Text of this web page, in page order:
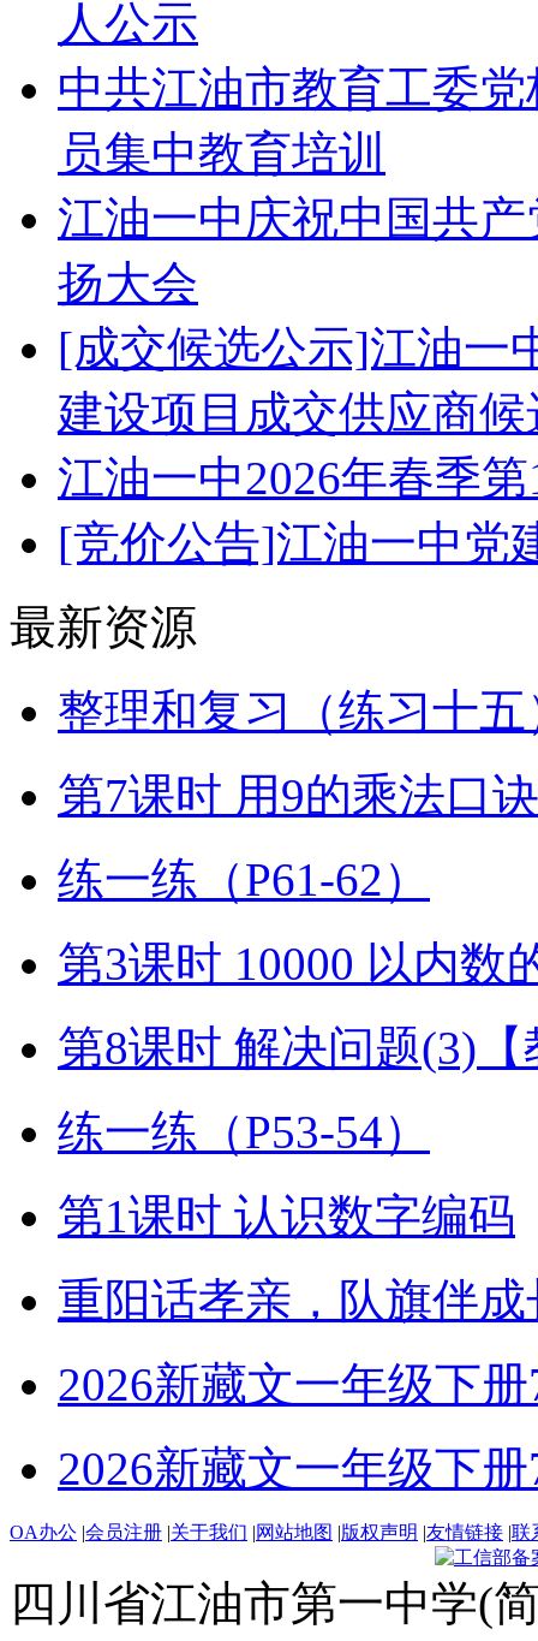
人公示
中共江油市教育工委
员集中教育培训
江油一中庆祝中国共
扬大会
[成交候选公示]江油一
建设项目成交供应商
江油一中2026年春季
[竞价公告]江油一中党
最新资源
整理和复习（练习十五
第7课时 用9的乘法口
练一练（P61-62）
第3课时 10000 以内数
第8课时 解决问题(3)
练一练（P53-54）
第1课时 认识数字编码
重阳话孝亲，队旗伴成
2026新藏文一年级下册
2026新藏文一年级下册
OA办公 |会员注册 |关于我们 |网站地图 |版权声明 |友情链接 |联
四川省江油市第一中学(